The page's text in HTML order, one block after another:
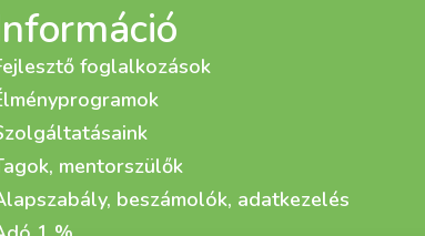
foglalkozások
mentorszülők
beszámolók, adatkezelés